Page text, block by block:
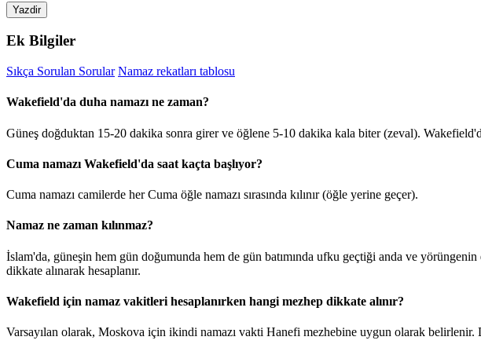
Yazdir
Ek Bilgiler
Sıkça Sorulan Sorular Namaz rekatları tablosu
Wakefield'da duha namazı ne zaman?
Güneş doğduktan 15-20 dakika sonra girer ve öğlene 5-10 dakika kala biter (zeval).
Cuma namazı Wakefield'da saat kaçta başlıyor?
Cuma namazı camilerde her Cuma öğle namazı sırasında kılınır (öğle yerine geçer).
Namaz ne zaman kılınmaz?
İslam'da, güneşin hem gün doğumunda hem de gün batımında ufku geçtiği anda ve
dikkate alınarak hesaplanır.
Wakefield için namaz vakitleri hesaplanırken hangi mezhep dikkate alınır?
Varsayılan olarak, Moskova için ikindi namazı vakti Hanefi mezhebine uygun olarak belirlenir.